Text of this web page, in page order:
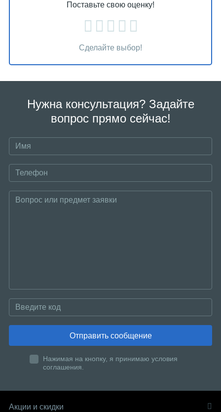
Поставьте свою оценку!
Сделайте выбор!
Нужна консультация? Задайте
вопрос прямо сейчас!
Отправить сообщение
Нажимая на кнопку, я принимаю условия
соглашения.
Акции и скидки